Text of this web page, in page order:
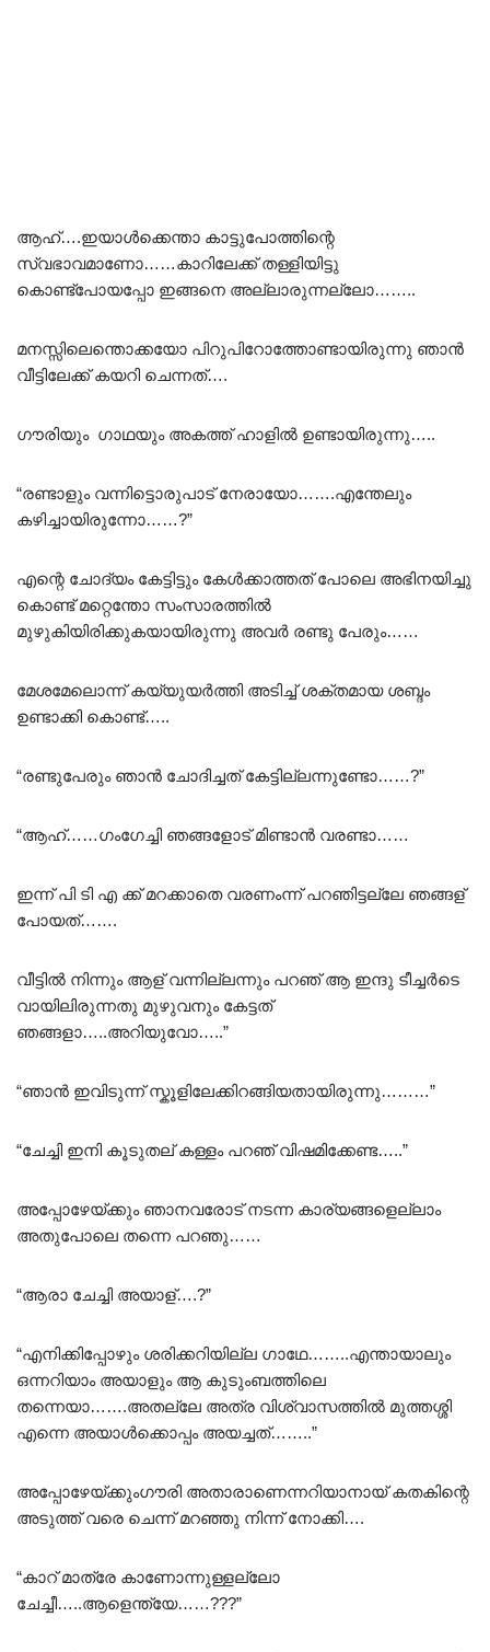
ആഹ്….ഇയാൾക്കെന്താ കാട്ടുപോത്തിന്റെ
സ്വഭാവമാണോ……കാറിലേക്ക് തള്ളിയിട്ടു
കൊണ്ട്പോയപ്പോ ഇങ്ങനെ അല്ലാരുന്നല്ലോ……..
മനസ്സിലെന്തൊക്കയോ പിറുപിറോത്തോണ്ടായിരുന്നു ഞാൻ
വീട്ടിലേക്ക് കയറി ചെന്നത്….
ഗൗരിയും ഗാഥയും അകത്ത് ഹാളിൽ ഉണ്ടായിരുന്നു…..
“രണ്ടാളും വന്നിട്ടൊരുപാട് നേരായോ…….എന്തേലും
കഴിച്ചായിരുന്നോ……?”
എന്റെ ചോദ്യം കേട്ടിട്ടും കേൾക്കാത്തത് പോലെ അഭിനയിച്ചു
കൊണ്ട് മറ്റെന്തോ സംസാരത്തിൽ
മുഴുകിയിരിക്കുകയായിരുന്നു അവർ രണ്ടു പേരും……
മേശമേലൊന്ന് കയ്യുയർത്തി അടിച്ച് ശക്തമായ ശബ്ദം
ഉണ്ടാക്കി കൊണ്ട്…..
“രണ്ടുപേരും ഞാൻ ചോദിച്ചത് കേട്ടില്ലന്നുണ്ടോ……?”
“ആഹ്……ഗംഗേച്ചി ഞങ്ങളോട് മിണ്ടാൻ വരണ്ടാ……
ഇന്ന് പി ടി എ ക്ക് മറക്കാതെ വരണംന്ന് പറഞിട്ടല്ലേ ഞങ്ങള്
പോയത്…….
വീട്ടിൽ നിന്നും ആള് വന്നില്ലന്നും പറഞ് ആ ഇന്ദു ടീച്ചർടെ
വായിലിരുന്നതു മുഴുവനും കേട്ടത്
ഞങ്ങളാ…..അറിയുവോ…..”
“ഞാൻ ഇവിടുന്ന് സ്കൂളിലേക്കിറങ്ങിയതായിരുന്നു………”
“ചേച്ചി ഇനി കൂടുതല് കള്ളം പറഞ് വിഷമിക്കേണ്ട…..”
അപ്പോഴേയ്ക്കും ഞാനവരോട് നടന്ന കാര്യങ്ങളെല്ലാം
അതുപോലെ തന്നെ പറഞു……
“ആരാ ചേച്ചി അയാള്….?”
“എനിക്കിപ്പോഴും ശരിക്കറിയില്ല ഗാഥേ……..എന്തായാലും
ഒന്നറിയാം അയാളും ആ കുടുംബത്തിലെ
തന്നെയാ…….അതല്ലേ അത്ര വിശ്വാസത്തിൽ മുത്തശ്ശി
എന്നെ അയാൾക്കൊപ്പം അയച്ചത്……..”
അപ്പോഴേയ്ക്കുംഗൗരി അതാരാണെന്നറിയാനായ് കതകിന്റെ
അടുത്ത് വരെ ചെന്ന് മറഞ്ഞു നിന്ന് നോക്കി….
“കാറ് മാത്രേ കാണോന്നുള്ളല്ലോ
ചേച്ചീ…..ആളെന്ത്യേ……???”